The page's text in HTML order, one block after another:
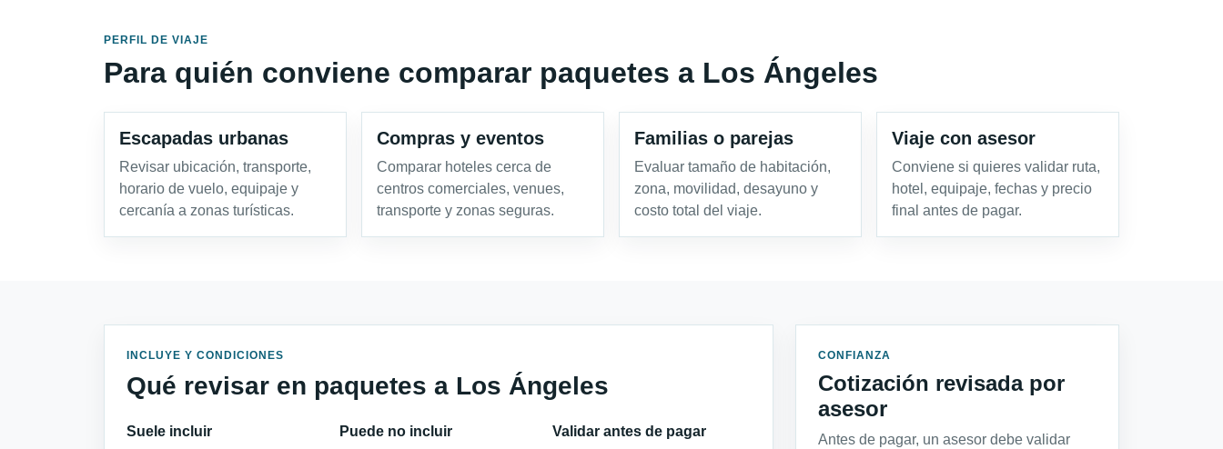
PERFIL DE VIAJE
Para quién conviene comparar paquetes a Los Ángeles
Escapadas urbanas
Revisar ubicación, transporte,
horario de vuelo, equipaje y
cercanía a zonas turísticas.
Compras y eventos
Comparar hoteles cerca de
centros comerciales, venues,
transporte y zonas seguras.
Familias o parejas
Evaluar tamaño de habitación,
zona, movilidad, desayuno y
costo total del viaje.
Viaje con asesor
Conviene si quieres validar ruta,
hotel, equipaje, fechas y precio
final antes de pagar.
INCLUYE Y CONDICIONES
Qué revisar en paquetes a Los Ángeles
Suele incluir
Puede no incluir
Validar antes de pagar
CONFIANZA
Cotización revisada por
asesor
Antes de pagar, un asesor debe validar